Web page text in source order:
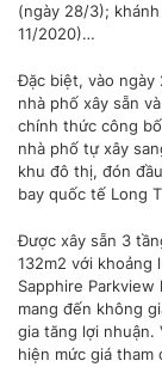
(ngày 28/3);
11/2020)…
Đặc biệt, vào ngày
nhà phố xây sẵn
chính thức công
nhà phố tự xây
khu đô thị, đón
bay quốc tế Long
Được xây sẵn 3
132m2 với khoảng
Sapphire
mang đến không
gia tăng lợi nhuận.
hiện mức giá tham